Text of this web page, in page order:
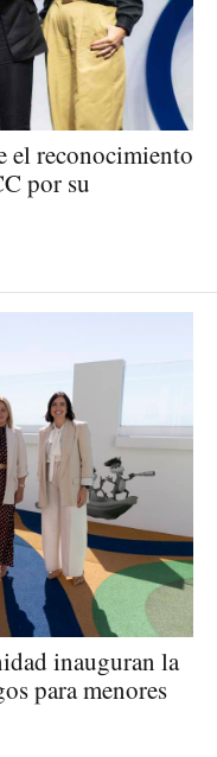
el reconocimiento
por su
inauguran la
para menores